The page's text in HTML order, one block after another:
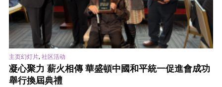
主页幻灯片, 社区活动
凝心聚力 薪火相傳 華盛頓中國和平統一促進會成功
舉行換屆典禮